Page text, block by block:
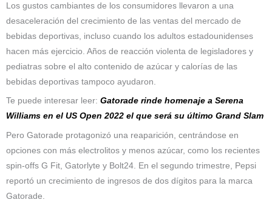
Los gustos cambiantes de los consumidores llevaron a una
desaceleración del crecimiento de las ventas del mercado de
bebidas deportivas, incluso cuando los adultos estadounidenses
hacen más ejercicio. Años de reacción violenta de legisladores y
pediatras sobre el alto contenido de azúcar y calorías de las
bebidas deportivas tampoco ayudaron.
Te puede interesar leer: Gatorade rinde homenaje a Serena
Williams en el US Open 2022 el que será su último Grand Slam
Pero Gatorade protagonizó una reaparición, centrándose en
opciones con más electrolitos y menos azúcar, como los recientes
spin-offs G Fit, Gatorlyte y Bolt24. En el segundo trimestre, Pepsi
reportó un crecimiento de ingresos de dos dígitos para la marca
Gatorade.